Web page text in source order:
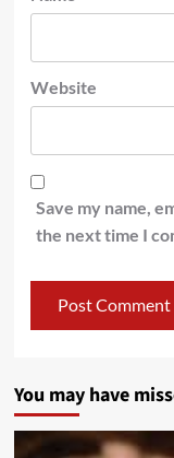
Website
Save my name,
the next time I
You may have